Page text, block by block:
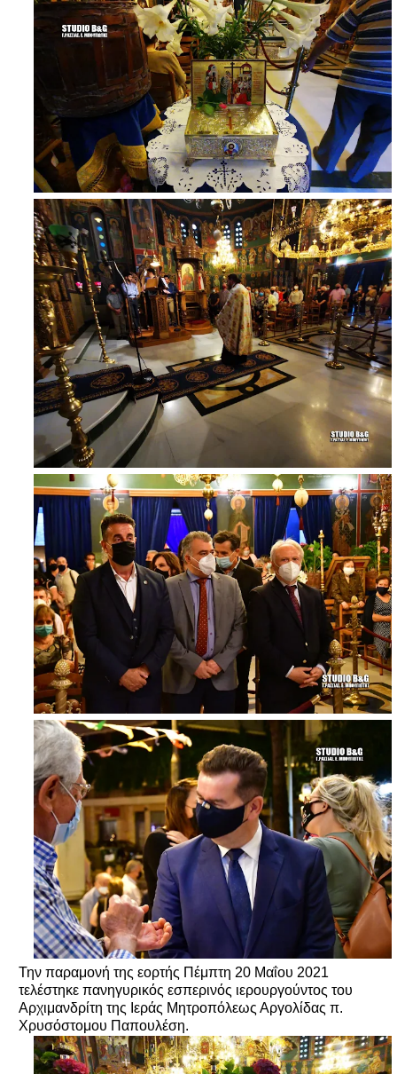
Την παραμονή της εορτής Πέμπτη 20 Μαΐου 2021
τελέστηκε πανηγυρικός εσπερινός ιερουργούντος του
Αρχιμανδρίτη της Ιεράς Μητροπόλεως Αργολίδας π.
Χρυσόστομου Παπουλέση.